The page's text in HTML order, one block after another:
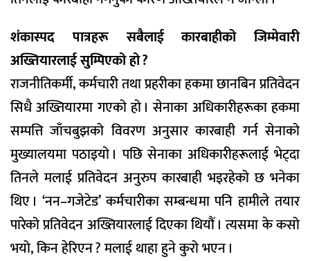
शंकास्पद पात्रहरू सबैलाई कारबाहीको जिम्मेवारी
अख्तियारलाई सुम्पिएको हो ?
राजनीतिकर्मी, कर्मचारी तथा प्रहरीका हकमा छानबिन प्रतिवेदन
सिधै अख्तियारमा गएको हो । सेनाका अधिकारीहरूका हकमा
सम्पत्ति जाँचबुझको विवरण अनुसार कारबाही गर्न सेनाको
मुख्यालयमा पठाइयो । पछि सेनाका अधिकारीहरूलाई भेट्दा
तिनले मलाई प्रतिवेदन अनुरुप कारबाही भइरहेको छ भनेका
थिए । ‘नन–गजेटेड’ कर्मचारीका सम्बन्धमा पनि हामीले तयार
पारेको प्रतिवेदन अख्तियारलाई दिएका थियौं । त्यसमा के कसो
भयो, किन हेरिएन ? मलाई थाहा हुने कुरो भएन ।